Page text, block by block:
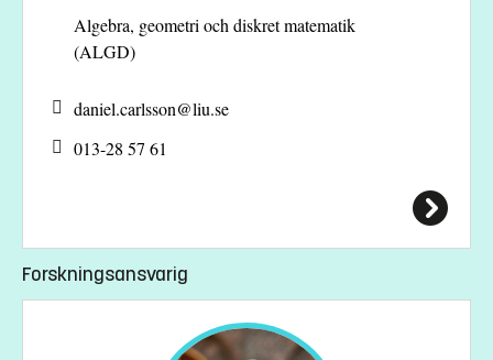
Algebra, geometri och diskret matematik
(ALGD)
daniel.carlsson@liu.se
013-28 57 61
Forskningsansvarig